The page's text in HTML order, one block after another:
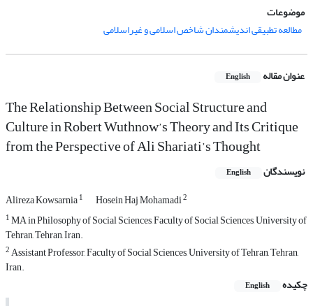
موضوعات
مطالعه تطبیقی اندیشمندان شاخص اسلامی و غیراسلامی
عنوان مقاله English
The Relationship Between Social Structure and
Culture in Robert Wuthnow’s Theory and Its Critique
from the Perspective of Ali Shariati’s Thought
نویسندگان English
Alireza Kowsarnia1 Hosein Haj Mohamadi2
1MA in Philosophy of Social Sciences, Faculty of Social Sciences, University of
Tehran, Tehran, Iran.
2Assistant Professor, Faculty of Social Sciences, University of Tehran, Tehran,
Iran.
چکیده
English